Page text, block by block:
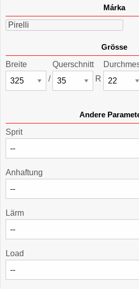
Márka
Pirelli
Grösse
Breite
/
Querschnitt
R
Andere
Sprit
Anhaftung
Lärm
Load